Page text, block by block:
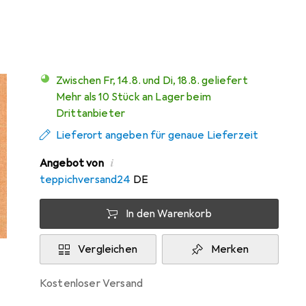
Zwischen Fr, 14.8. und Di, 18.8. geliefert
Mehr als 10 Stück an Lager beim
Drittanbieter
Lieferort angeben für genaue Lieferzeit
Angebot von i
teppichversand24 DE
In den Warenkorb
Vergleichen Merken
kostenloser Versand